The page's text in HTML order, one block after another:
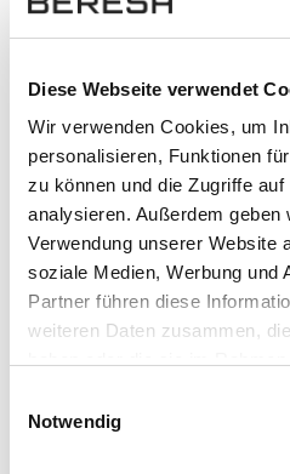
Diese Webseite verwendet
Wir verwenden Cookies, um
personalisieren, Funktionen
zu können und die Zugriffe
analysieren. Außerdem
Verwendung unserer Website
soziale Medien, Werbung und
Partner führen diese
weiteren Daten zusammen,
Cookies, wenn Sie unsere
Notwendig